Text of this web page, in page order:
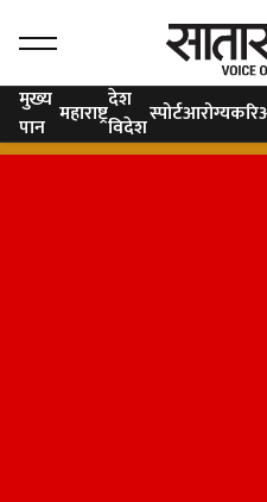
मुख्य
पान महाराष्ट्रदेश
विदेशस्पोर्टआरोग्य